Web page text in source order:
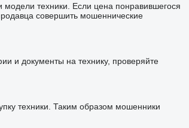
техники. Если цена понравившегося
совершить мошеннические
и документы на технику, проверяйте
техники. Таким образом мошенники